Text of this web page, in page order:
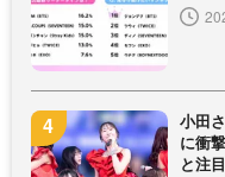
小田
に衝
と注